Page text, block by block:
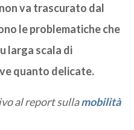
va trascurato dal
le problematiche che
larga scala di
quanto delicate.
al report sullamobilità